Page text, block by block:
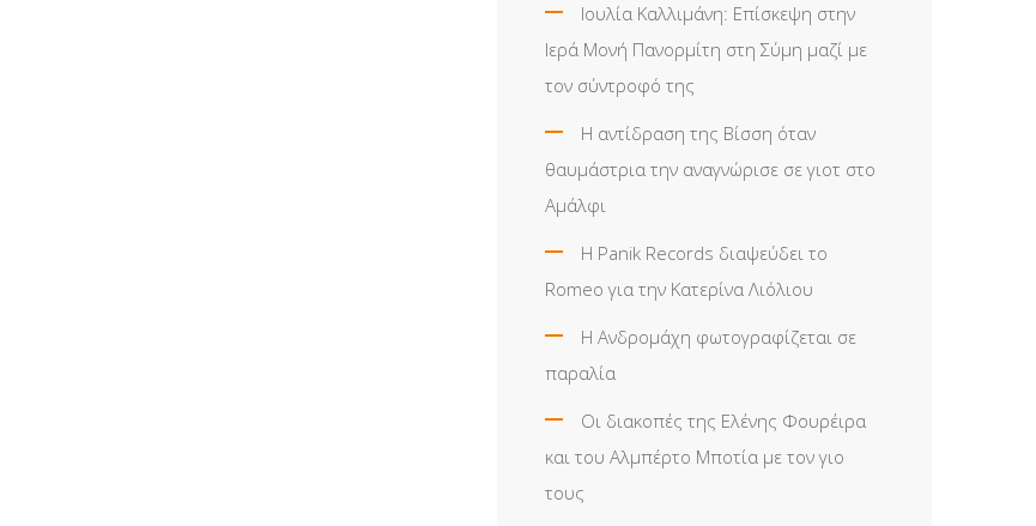
Ιουλία Καλλιμάνη: Επίσκεψη στην
Ιερά Μονή Πανορμίτη στη Σύμη μαζί με
τον σύντροφό της
Η αντίδραση της Βίσση όταν
θαυμάστρια την αναγνώρισε σε γιοτ στο
Αμάλφι
Η Panik Records διαψεύδει το
Romeo για την Κατερίνα Λιόλιου
Η Ανδρομάχη φωτογραφίζεται σε
παραλία
Οι διακοπές της Ελένης Φουρέιρα
και του Αλμπέρτο Μποτία με τον γιο
τους